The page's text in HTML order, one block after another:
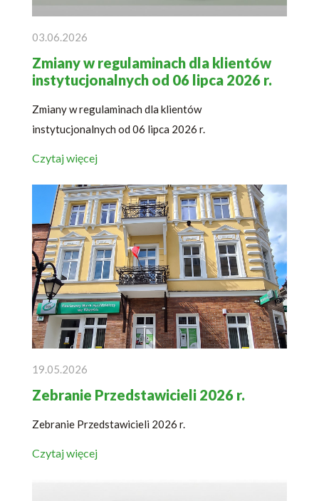
03.06.2026
Zmiany w regulaminach dla klientów
instytucjonalnych od 06 lipca 2026 r.
Zmiany w regulaminach dla klientów
instytucjonalnych od 06 lipca 2026 r.
Czytaj więcej
19.05.2026
Zebranie Przedstawicieli 2026 r.
Zebranie Przedstawicieli 2026 r.
Czytaj więcej